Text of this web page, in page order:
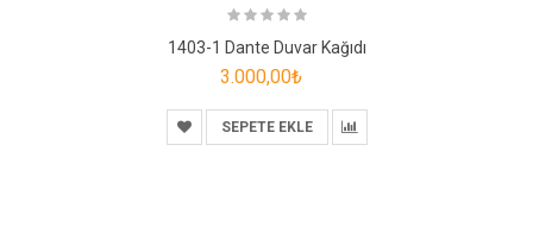
1403-1 Dante Duvar Kağıdı
3.000,00₺
SEPETE EKLE